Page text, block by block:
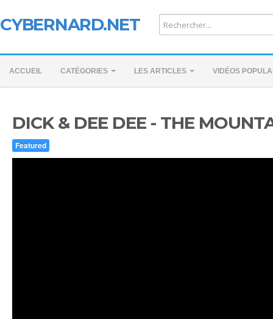
CYBERNARD.NET
ACCUEIL CATÉGORIES LES ARTICLES VIDÉOS
DICK & DEE DEE - THE
Featured